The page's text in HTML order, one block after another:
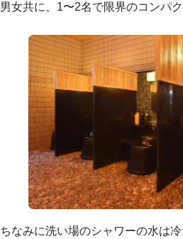
男女共に、1〜2名で限界のコンパク
ちなみに洗い場のシャワーの水は